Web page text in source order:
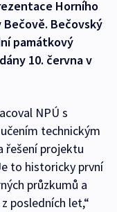
Horního
Bečově. Bečovský
památkový
10. června v
NPÚ s
technickým
řešení projektu
to historicky první
průzkumů a
posledních let,“